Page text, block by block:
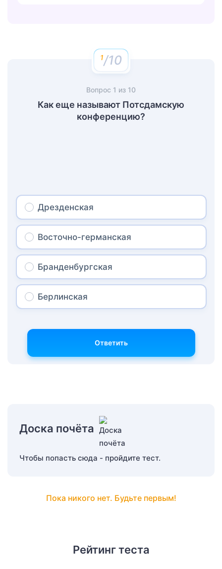
/10
Вопрос 1 из 10
Как еще называют Потсдамскую
конференцию?
Дрезденская
Восточно-германская
Бранденбургская
Берлинская
Ответить
Доска почёта
Чтобы попасть сюда - пройдите тест.
Пока никого нет. Будьте первым!
Рейтинг теста